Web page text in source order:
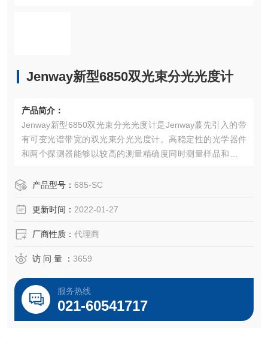
Jenway新型6850双光束分光光度计
产品简介：
Jenway新型6850双光束分光光度计是Jenway蕞先引入的带
有可变光谱带宽的双光束分光光度计。高稳定性的光学器件
和两个探测器能够以较高的测量精确度同时测量样品和对照
扫描，动力学，定量，DNA/RNA和蛋白质分析。
产品型号： 685-SC
更新时间： 2022-01-27
厂商性质： 代理商
访 问 量 ： 3659
服务热线
021-60541717